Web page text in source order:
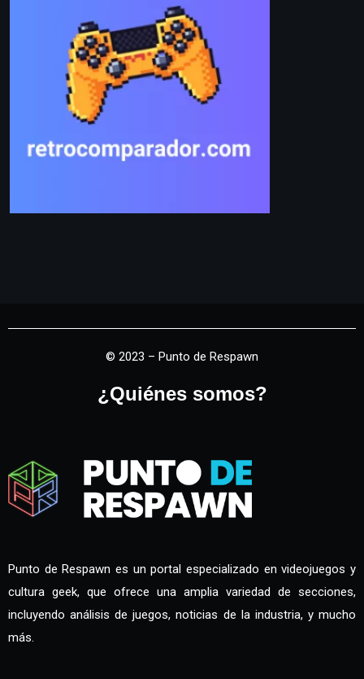
© 2023 – Punto de Respawn
¿Quiénes somos?
Punto de Respawn es un portal especializado en videojuegos y
cultura geek, que ofrece una amplia variedad de secciones,
incluyendo análisis de juegos, noticias de la industria, y mucho
más.